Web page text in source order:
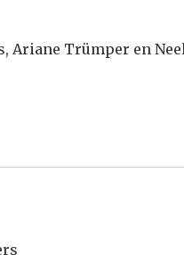
Ariane Trümper en